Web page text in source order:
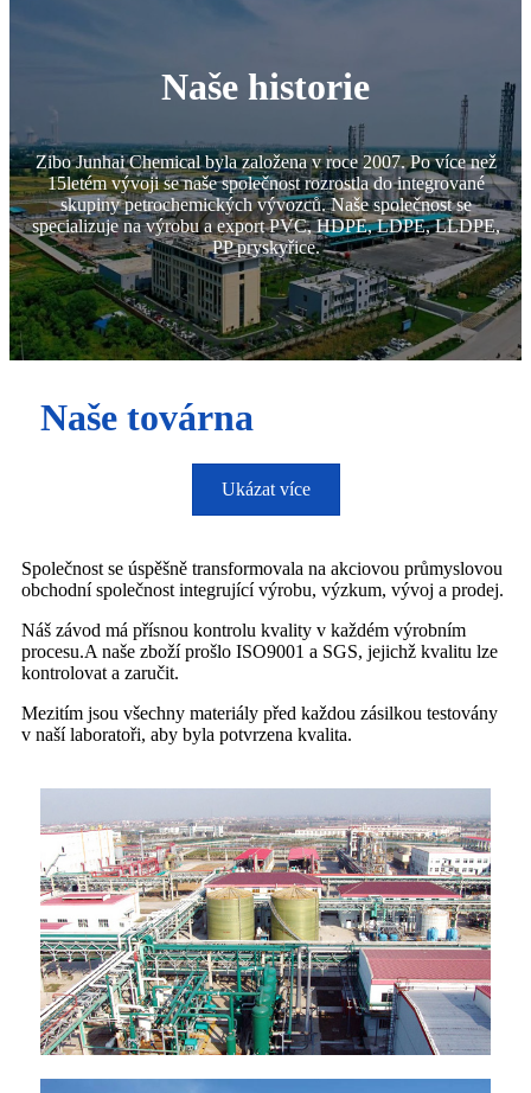
Naše historie
Zibo Junhai Chemical byla založena v roce 2007. Po více než
15letém vývoji se naše společnost rozrostla do integrované
skupiny petrochemických vývozců. Naše společnost se
specializuje na výrobu a export PVC, HDPE, LDPE, LLDPE,
PP pryskyřice.
Naše továrna
Ukázat více
Společnost se úspěšně transformovala na akciovou průmyslovou
obchodní společnost integrující výrobu, výzkum, vývoj a prodej.
Náš závod má přísnou kontrolu kvality v každém výrobním
procesu.A naše zboží prošlo ISO9001 a SGS, jejichž kvalitu lze
kontrolovat a zaručit.
Mezitím jsou všechny materiály před každou zásilkou testovány
v naší laboratoři, aby byla potvrzena kvalita.